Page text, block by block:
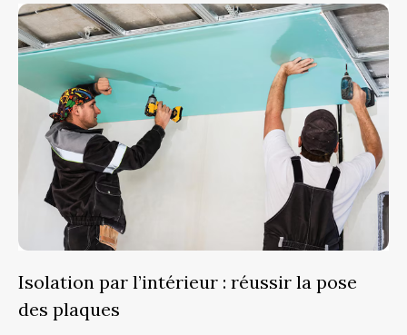
Isolation par l’intérieur : réussir la pose
des plaques